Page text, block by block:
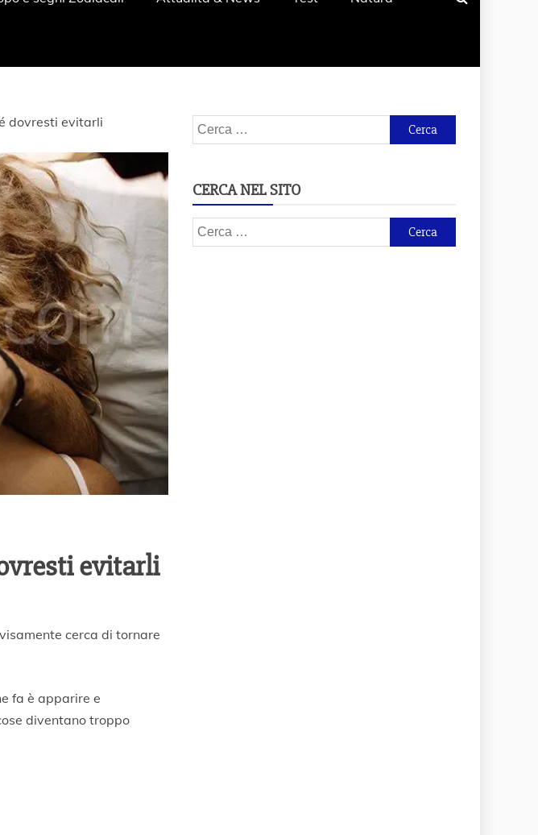
dovresti evitarli
evitarli
cerca di tornare
fa è apparire e
diventano troppo
Ricerca
per:
CERCA NEL SITO
Ricerca
per: